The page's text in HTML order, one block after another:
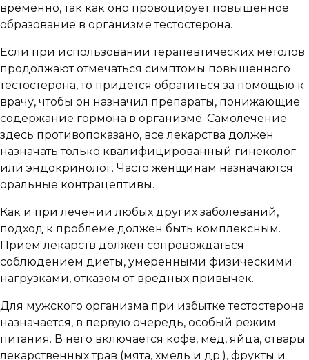
временно, так как оно провоцирует повышенное
образование в организме тестостерона.
Если при использовании терапевтических метолов
продолжают отмечаться симптомы повышенного
тестостерона, то придется обратиться за помощью к
врачу, чтобы он назначил препараты, понижающие
содержание гормона в организме. Самолечение
здесь противопоказано, все лекарства должен
назначать только квалифицированный гинеколог
или эндокринолог. Часто женщинам назначаются
оральные контрацептивы.
Как и при лечении любых других заболеваний,
подход к проблеме должен быть комплексным.
Прием лекарств должен сопровождаться
соблюдением диеты, умеренными физическими
нагрузками, отказом от вредных привычек.
Для мужского организма при избытке тестостерона
назначается, в первую очередь, особый режим
питания. В него включается кофе, мед, яйца, отвары
лекарственных трав (мята, хмель и др.), фрукты и